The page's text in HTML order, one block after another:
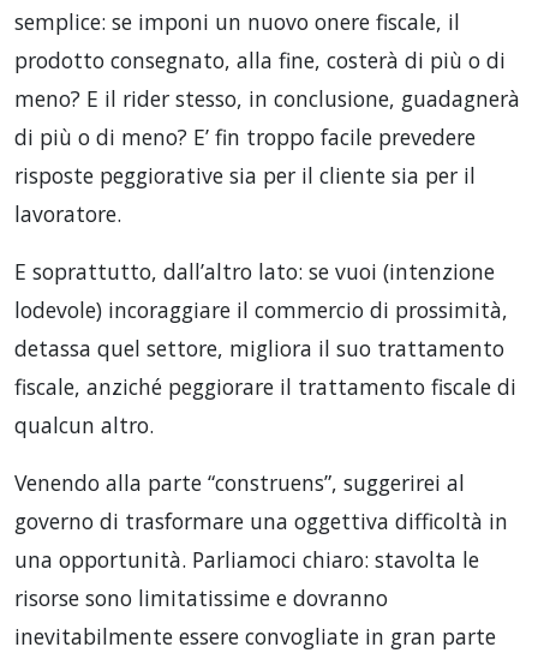
semplice: se imponi un nuovo onere fiscale, il
prodotto consegnato, alla fine, costerà di più o di
meno? E il rider stesso, in conclusione, guadagnerà
di più o di meno? E’ fin troppo facile prevedere
risposte peggiorative sia per il cliente sia per il
lavoratore.
E soprattutto, dall’altro lato: se vuoi (intenzione
lodevole) incoraggiare il commercio di prossimità,
detassa quel settore, migliora il suo trattamento
fiscale, anziché peggiorare il trattamento fiscale di
qualcun altro.
Venendo alla parte “construens”, suggerirei al
governo di trasformare una oggettiva difficoltà in
una opportunità. Parliamoci chiaro: stavolta le
risorse sono limitatissime e dovranno
inevitabilmente essere convogliate in gran parte